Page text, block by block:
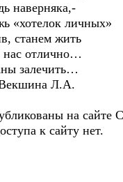
наверняка,-
«хотелок личных»
станем жить
нас отлично…
залечить…
Векшина Л.А.
на сайте
к сайту нет.